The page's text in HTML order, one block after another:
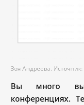
Зоя Андреева.
Вы много
конференциях.